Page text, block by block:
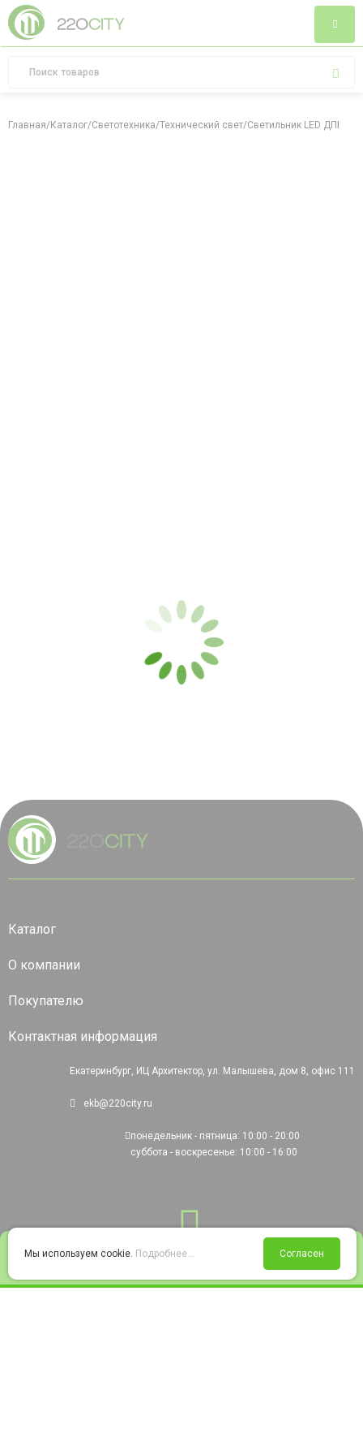
Войти Избранное Корзина
Главная/Каталог/Светотехника/Технический свет/Светильник LED ДПБ
Каталог
О компании
Покупателю
Контактная информация
Екатеринбург, ИЦ Архитектор, ул. Малышева, дом 8, офис 111
ekb@220city.ru
понедельник - пятница: 10:00 - 20:00
суббота - воскресенье: 10:00 - 16:00
Мы используем cookie. Подробнее... Согласен